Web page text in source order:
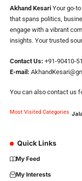
Akhand Kesari Your go-
that spans politics,
engage with a vibrant
insights. Your trusted
Contact Us: +91-90410-
E-mail:
You can also contact us
Most Visited Categories
Quick Links
My Feed
My Interests